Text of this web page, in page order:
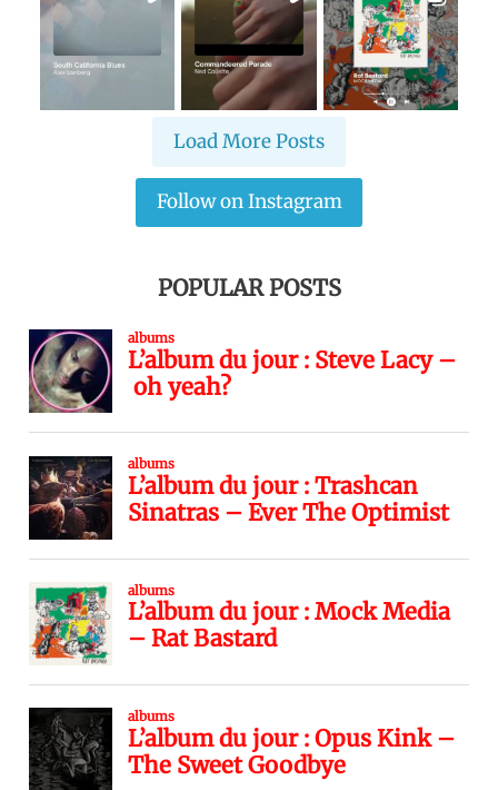
Load More Posts
Follow on Instagram
POPULAR POSTS